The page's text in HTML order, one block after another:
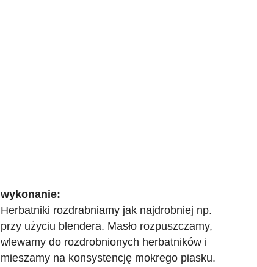
wykonanie:
Herbatniki rozdrabniamy jak najdrobniej np.
przy użyciu blendera. Masło rozpuszczamy,
wlewamy do rozdrobnionych herbatników i
mieszamy na konsystencję mokrego piasku.